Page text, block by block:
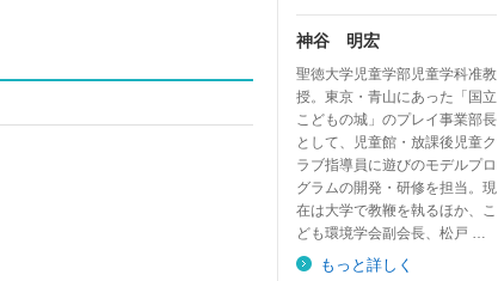
神谷 明宏
聖徳大学児童学部児童学科准教
授。東京・青山にあった「国立
こどもの城」のプレイ事業部長
として、児童館・放課後児童ク
ラブ指導員に遊びのモデルプロ
グラムの開発・研修を担当。現
在は大学で教鞭を執るほか、こ
ども環境学会副会長、松戸 …
もっと詳しく